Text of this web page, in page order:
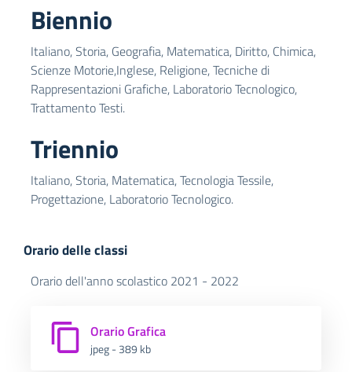
Biennio
Italiano, Storia, Geografia, Matematica, Diritto, Chimica,
Scienze Motorie,Inglese, Religione, Tecniche di
Rappresentazioni Grafiche, Laboratorio Tecnologico,
Trattamento Testi.
Triennio
Italiano, Storia, Matematica, Tecnologia Tessile,
Progettazione, Laboratorio Tecnologico.
Orario delle classi
Orario dell'anno scolastico 2021 - 2022
Orario Grafica
jpeg - 389 kb